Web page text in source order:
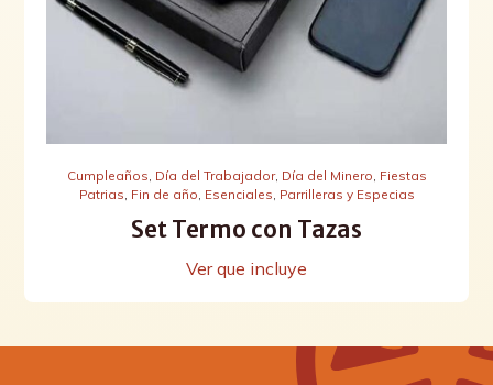
Cumpleaños Día del Trabajador, Día del Minero Fiestas
Patrias Fin de año Esenciales Parrilleras y Especias
Set Termo con Tazas
Ver que incluye